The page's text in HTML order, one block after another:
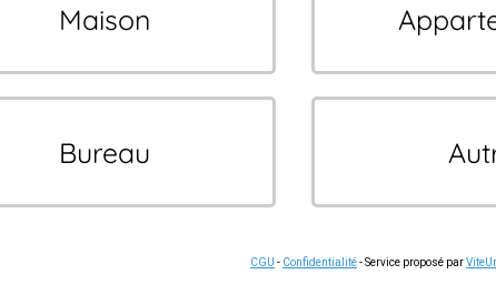
Maison
Bureau
CGU - Confidentialité- Service proposé par